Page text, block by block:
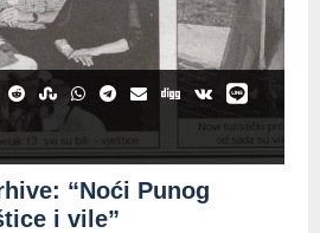
“Noći Punog
i vile”